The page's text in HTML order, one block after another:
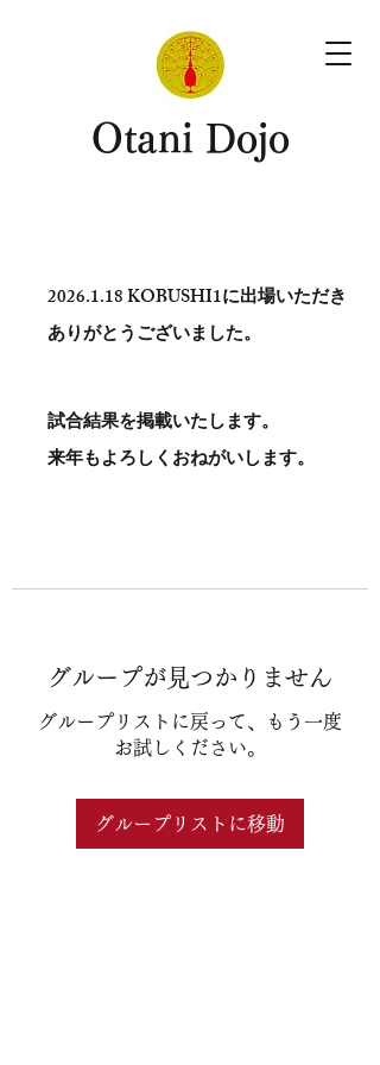
​Otani Dojo
2026.1.18KOBUSHI1に出場いただき
ありがとう​ございました。
試合結果を掲載いたします。
​来年もよろしくおねがいします。
グループが見つかりません
グループリストに戻って、もう一度
お試しください。
グループリストに移動